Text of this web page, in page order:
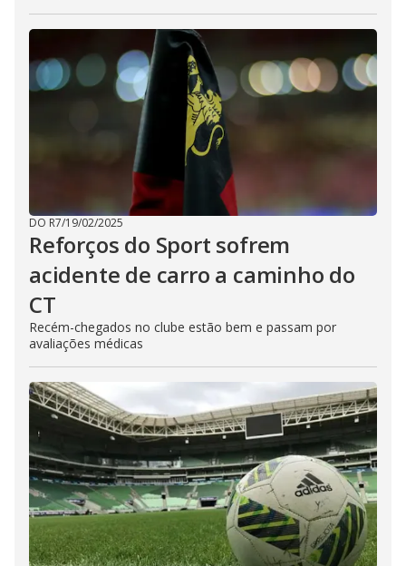
DO R7/19/02/2025
Reforços do Sport sofrem
acidente de carro a caminho do
CT
Recém-chegados no clube estão bem e passam por
avaliações médicas